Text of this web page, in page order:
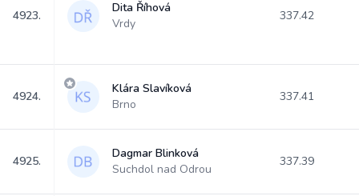
4923.
Dita Říhová
Vrdy
337.42
4924.
Klára Slavíková
Brno
337.41
4925.
Dagmar Blinková
Suchdol nad Odrou
337.39